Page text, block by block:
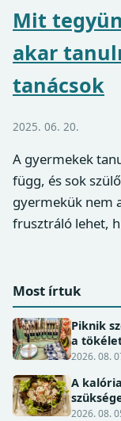
Mit
akar
tanácsok
2025. 06. 20.
A gyermekek
függ, és sok
gyermekük nem
frusztráló lehet,
Most írtuk
Piknik
a
2026. 08.
A
2026. 08.